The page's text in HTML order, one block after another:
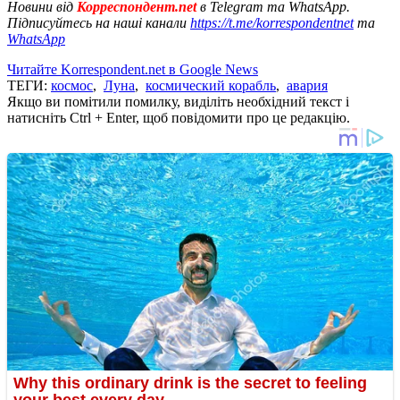
Новини від Корреспондент.netв Telegram та WhatsApp.
Підписуйтесь на наші канали https://t.me/korrespondentnetта
WhatsApp
Читайте Korrespondent.net в Google News
ТЕГИ: космос, Луна, космический корабль, авария
Якщо ви помітили помилку, виділіть необхідний текст і
натисніть Ctrl + Enter, щоб повідомити про це редакцію.